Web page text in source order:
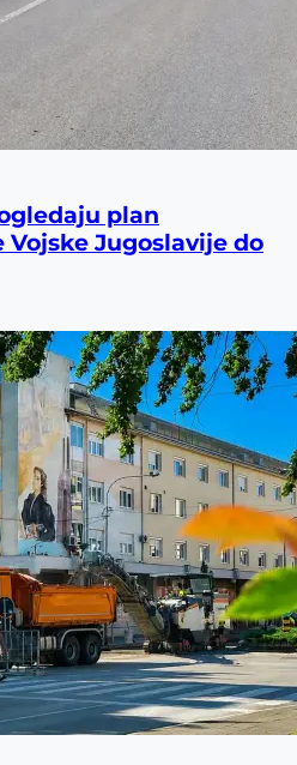
plan
Jugoslavije do